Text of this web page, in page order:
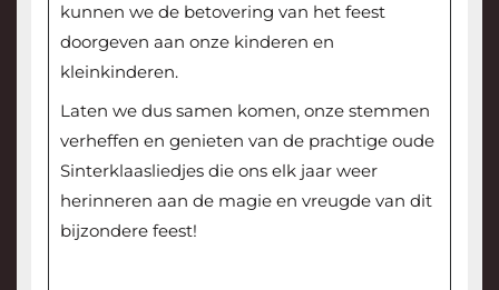
kunnen we de betovering van het feest
doorgeven aan onze kinderen en
kleinkinderen.
Laten we dus samen komen, onze stemmen
verheffen en genieten van de prachtige oude
Sinterklaasliedjes die ons elk jaar weer
herinneren aan de magie en vreugde van dit
bijzondere feest!